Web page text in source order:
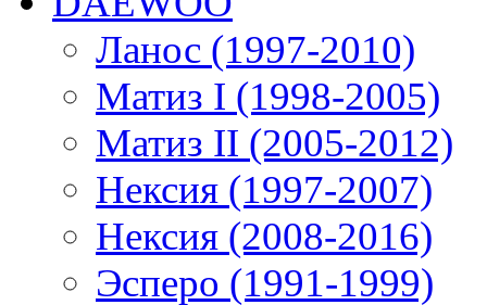
Ланос (1997-2010)
Матиз I (1998-2005)
Матиз II (2005-2012)
Нексия (1997-2007)
Нексия (2008-2016)
Эсперо (1991-1999)